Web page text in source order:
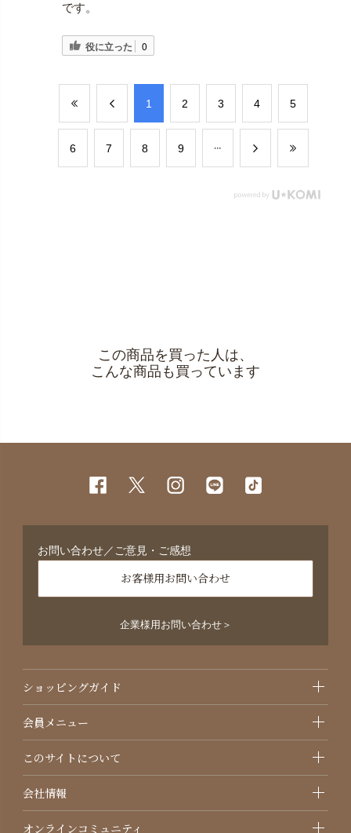
です。
役に立った 0
​1 ​2 ​3 ​4 ​5
​6 ​7 ​8 ​9
この商品を買った人は、
こんな商品も買っています
お問い合わせ／ご意見・ご感想
お客様用お問い合わせ
企業様用お問い合わせ＞
ショッピングガイド
会員メニュー
このサイトについて
会社情報
オンラインコミュニティ